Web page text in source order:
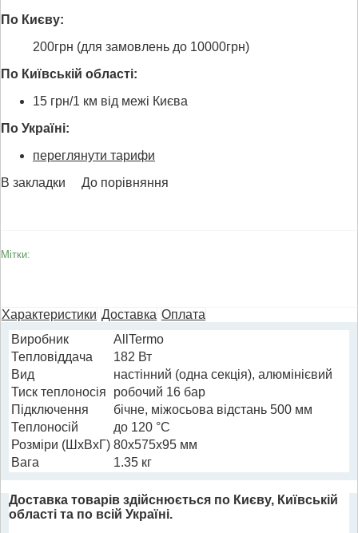
По Києву:
200грн (для замовлень до 10000грн)
По Київській області:
15 грн/1 км від межі Києва
По Україні:
переглянути тарифи
В закладки
До порівняння
Мітки:
Характеристики Доставка Оплата
Виробник
AllTermo
Тепловіддача
182 Вт
Вид
настінний (одна секція), алюмінієвий
Тиск теплоносія
робочий 16 бар
Підключення
бічне, міжосьова відстань 500 мм
Теплоносій
до 120 °C
Розміри (ШхВхГ) 80x575x95 мм
Вага
1.35 кг
Доставка товарів здійснюється по Києву, Київській
області та по всій Україні.